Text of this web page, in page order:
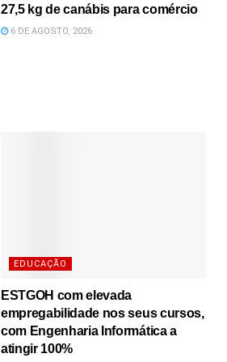
27,5 kg de canábis para comércio
6 DE AGOSTO, 2026
EDUCAÇÃO
ESTGOH com elevada
empregabilidade nos seus cursos,
com Engenharia Informática a
atingir 100%